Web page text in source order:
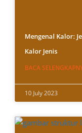
Mengenal Kalor:
Kalor Jenis
BACA
10 July 2023